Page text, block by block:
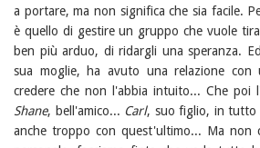
a portare, ma non significa che sia facile.
è quello di gestire un gruppo che vuole
ben più arduo, di ridargli una speranza.
sua moglie, ha avuto una relazione
credere che non l'abbia intuito... Che poi
Shane, bell'amico... Carl, suo figlio, in tutto
anche troppo con quest'ultimo... Ma non